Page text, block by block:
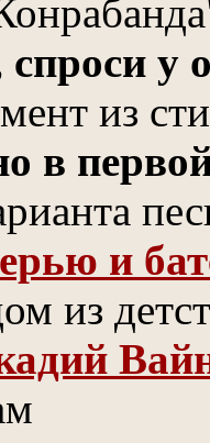
у
из
в
и
из